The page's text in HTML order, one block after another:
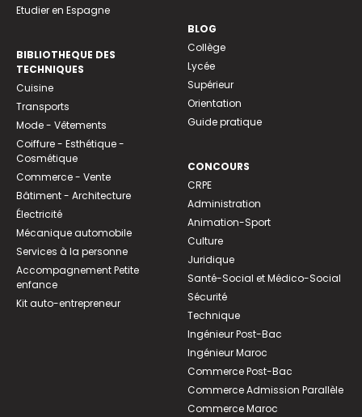
Etudier en Espagne
BIBLIOTHEQUE DES
TECHNIQUES
Cuisine
Transports
Mode - Vêtements
Coiffure - Esthétique -
Cosmétique
Commerce - Vente
Bâtiment - Architecture
Électricité
Mécanique automobile
Services à la personne
Accompagnement Petite
enfance
Kit auto-entrepreneur
BLOG
Collège
Lycée
Supérieur
Orientation
Guide pratique
CONCOURS
CRPE
Administration
Animation-Sport
Culture
Juridique
Santé-Social et Médico-Social
Sécurité
Technique
Ingénieur Post-Bac
Ingénieur Maroc
Commerce Post-Bac
Commerce Admission Parallèle
Commerce Maroc